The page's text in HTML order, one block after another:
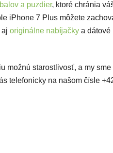
a puzdier, ktoré chránia
iPhone 7 Plus môžete
aj originálne nabíjačky a dátové
možnú starostlivosť, a my
telefonicky na našom čísle